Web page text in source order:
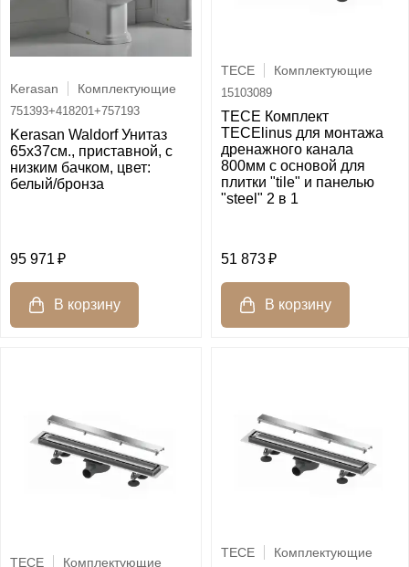
Kerasan Комплектующие
751393+418201+757193
Kerasan Waldorf Унитаз
65х37см., приставной, c
низким бачком, цвет:
белый/бронза
95 971
TECE Комплектующие
15103089
TECE Комплект
TECElinus для монтажа
дренажного канала
800мм с основой для
плитки "tile" и панелью
"steel" 2 в 1
51 873
TECE Комплектующие
TECE Комплектующие